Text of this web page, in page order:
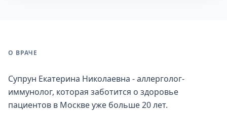
О ВРАЧЕ
Супрун Екатерина Николаевна - аллерголог-
иммунолог, которая заботится о здоровье
пациентов в Москве уже больше 20 лет.